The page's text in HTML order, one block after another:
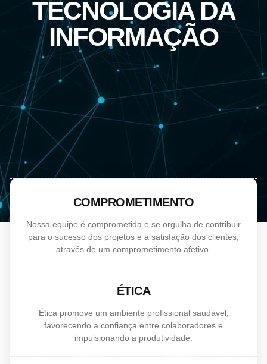
TECNOLOGIA DA
INFORMAÇÃO
COMPROMETIMENTO
Nossa equipe é comprometida e se orgulha de contribuir
para o sucesso dos projetos e a satisfação dos clientes,
através de um comprometimento afetivo.
ÉTICA
Ética promove um ambiente profissional saudável,
favorecendo a confiança entre colaboradores e
impulsionando a produtividade.